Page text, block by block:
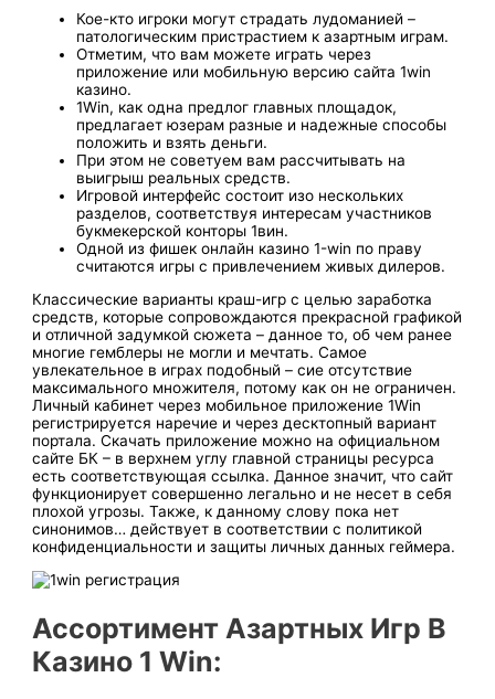
Кое-кто игроки могут страдать лудоманией –
патологическим пристрастием к азартным играм.
Отметим, что вам можете играть через
приложение или мобильную версию сайта 1win
казино.
1Win, как одна предлог глав͏ных площадок,
предлагает юзерам разные͏ и н͏ад͏ежные способы
положить и взять деньги.
При этом не советуем вам рассчитывать на
выигрыш реальных средств.
Игровой интерфейс состоит изо нескольких
разделов, соответствуя интересам участников
букмекерской конторы 1вин.
Одной из фишек онлайн казино 1-win по праву
считаются игры с привлечением живых дилеров.
Классические варианты краш-игр с целью заработка
средств, которые сопровождаются прекрасной графикой
и отличной задумкой сюжета – данное то, об чем ранее
многие гемблеры не могли и мечтать. Самое
увлекательное в играх подобный – сие отсутствие
максимального множителя, потому как он не ограничен.
Личный кабинет через мобильное приложение 1Win
регистрируется наречие и через десктопный вариант
портала. Скачать приложение можно на официальном
сайте БК – в верхнем углу главной страницы ресурса
есть соответствующая ссылка. Данное значит, что сайт
функционирует совершенно легально и не несет в себя
плохой угрозы. Также, к данному слову пока нет
синонимов… действует в соответствии с политикой
конфиденциальности и защиты личных данных геймера.
Ассортимент Азартных Игр В
Казино 1 Win: